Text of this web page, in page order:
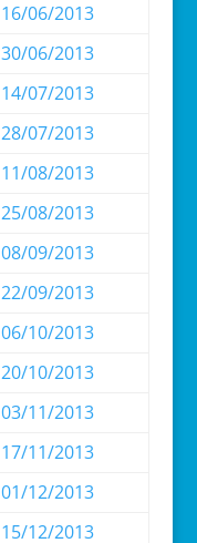
16/06/2013
30/06/2013
14/07/2013
28/07/2013
11/08/2013
25/08/2013
08/09/2013
22/09/2013
06/10/2013
20/10/2013
03/11/2013
17/11/2013
01/12/2013
15/12/2013